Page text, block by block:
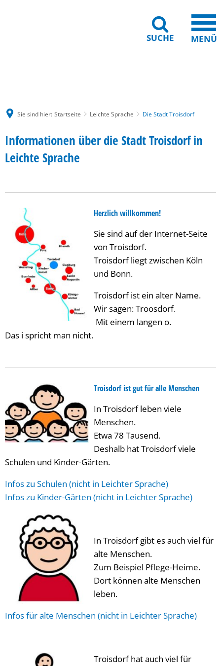
SUCHE MENÜ
Sie sind hier: Startseite Leichte Sprache Die Stadt Troisdorf
Informationen über die Stadt Troisdorf in
Leichte Sprache
Herzlich willkommen!
Sie sind auf der Internet-Seite
von Troisdorf.
Troisdorf liegt zwischen Köln
und Bonn.
Troisdorf ist ein alter Name.
Wir sagen: Troosdorf.
Mit einem langen o.
Das i spricht man nicht.
Troisdorf ist gut für alle Menschen
In Troisdorf leben viele
Menschen.
Etwa 78 Tausend.
Deshalb hat Troisdorf viele
Schulen und Kinder-Gärten.
Infos zu Schulen (nicht in Leichter Sprache)
Infos zu Kinder-Gärten (nicht in Leichter Sprache)
In Troisdorf gibt es auch viel für
alte Menschen.
Zum Beispiel Pflege-Heime.
Dort können alte Menschen
leben.
Infos für alte Menschen (nicht in Leichter Sprache)
Troisdorf hat auch viel für